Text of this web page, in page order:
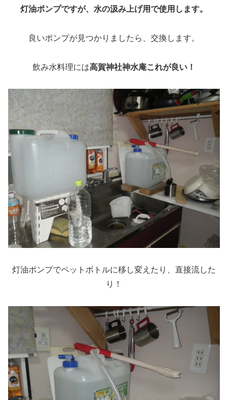
灯油ポンプですが、水の汲み上げ用で使用します。
良いポンプが見つかりましたら、交換します。
飲み水料理には高賀神社神水庵これが良い！
灯油ポンプでペットボトルに移し変えたり、直接流した
り！